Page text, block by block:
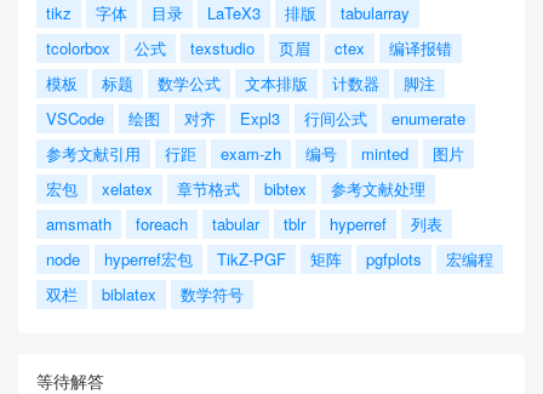
tikz 字体 目录 LaTeX3 排版
tabularray
tcolorbox
公式 texstudio 页眉 ctex
编译报错
模板
标题 数学公式 文本排版 计数器
脚注
VSCode
绘图 对齐 Expl3 行间公式
enumerate
参考文献引用
行距 exam-zh 编号 minted
图片
宏包
xelatex 章节格式 bibtex
参考文献处理
amsmath
foreach tabular tblr hyperref
列表
node
hyperref宏包 TikZ-PGF 矩阵 pgfplots
宏编程
双栏
biblatex 数学符号
等待解答